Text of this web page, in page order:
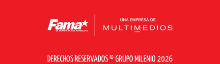
DERECHOS RESERVADOS © GRUPO MILENIO 2026